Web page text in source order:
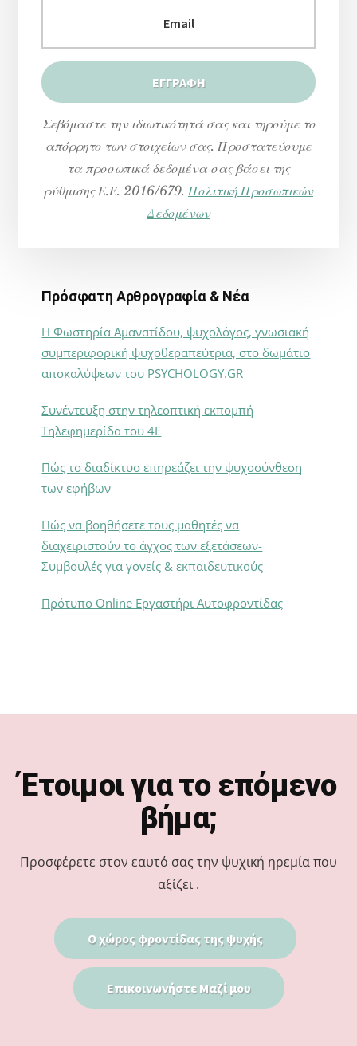
Σεβόμαστε την ιδιωτικότητά σας και τηρούμε το
απόρρητο των στοιχείων σας. Προστατεύουμε
τα προσωπικά δεδομένα σας βάσει της
ρύθμισης Ε.Ε. 2016/679. Πολιτική Προσωπικών
Δεδομένων
Πρόσφατη Αρθρογραφία & Νέα
Η Φωστηρία Αμανατίδου, ψυχολόγος, γνωσιακή
συμπεριφορική ψυχοθεραπεύτρια, στο δωμάτιο
αποκαλύψεων του PSYCHOLOGY.GR
Συνέντευξη στην τηλεοπτική εκπομπή
Τηλεφημερίδα του 4Ε
Πώς το διαδίκτυο επηρεάζει την ψυχοσύνθεση
των εφήβων
Πώς να βοηθήσετε τους μαθητές να
διαχειριστούν το άγχος των εξετάσεων-
Συμβουλές για γονείς & εκπαιδευτικούς
Πρότυπο Online Εργαστήρι Αυτοφροντίδας
Έτοιμοι για το επόμενο
βήμα;
Προσφέρετε στον εαυτό σας την ψυχική ηρεμία που
αξίζει .
Ο χώρος φροντίδας της ψυχής
Επικοινωνήστε Μαζί μου